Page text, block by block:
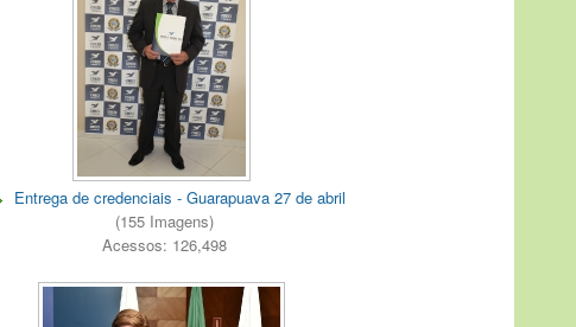
Entrega de credenciais - Guarapuava 27 de abril
(155 Imagens)
Acessos: 126,498